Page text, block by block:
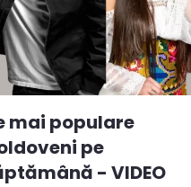
mai populare
pe
- VIDEO